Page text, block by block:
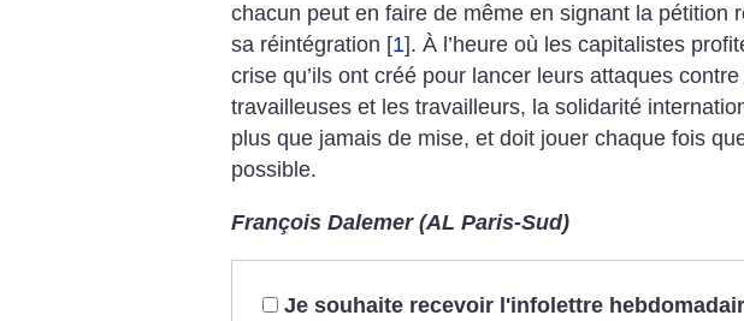
chacun peut en faire de même en signant la pétition
sa réintégration [1]. À l’heure où les capitalistes
crise qu’ils ont créé pour lancer leurs attaques
travailleuses et les travailleurs, la solidarité
plus que jamais de mise, et doit jouer chaque fois
possible.
François Dalemer (AL Paris-Sud)
Je souhaite recevoir l'infolettre